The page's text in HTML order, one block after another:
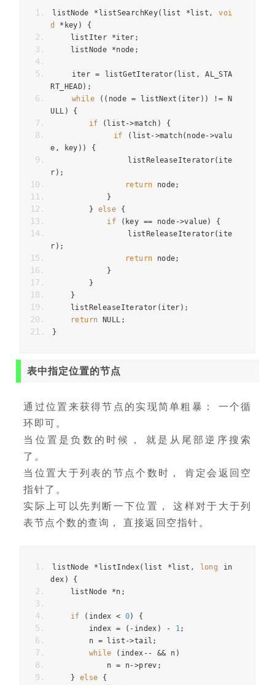
listNode * listSearchKey( list * list ,
voi
d
* key )
{
    listIter
*iter ;
    listNode
*node ;
    iter
= listGetIterator ( list ,
AL_STA
RT_HEAD);
while
(( node = listNext ( iter )) != N
ULL )
{
if
( list ->match )
{
if
( list ->match( node->valu
e , key ))
{
                listReleaseIterator
( ite
r );
return node;
}
}
else
{
if
( key == node ->value)
{
                listReleaseIterator
( ite
r );
return node;
}
}
}
    listReleaseIterator
( iter );
return NULL ;
}
表中指定位置的节点
通过位置来获得节点的实现简单粗暴： 一个循
环即可。
当位置是负数的时候， 就是从尾部逆序搜索
了。
当位置大于列表的节点个数时， 肯定会返回空
指针了。
实际上可以先判断一下位置， 这样对于大于列
表节点个数的查询， 直接返回空指针。
listNode * listIndex( list * list , long in
dex )
{
    listNode
*n ;
if ( index < 0)
{
        index
= (- index ) - 1;
        n
= list ->tail ;
while
( index -- && n )
            n
= n->prev ;
}
else
{